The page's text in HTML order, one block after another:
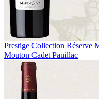
Prestige Collection Réserve
Mouton Cadet Pauillac